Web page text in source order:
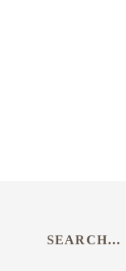
SEARCH…